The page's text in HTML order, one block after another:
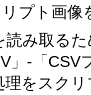
リプト画
読み取る
」-「
理をスク